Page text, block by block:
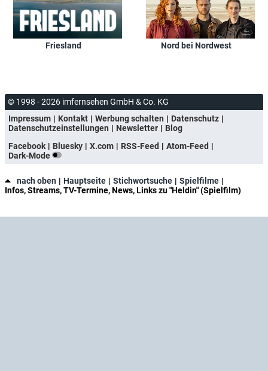
Friesland Nord bei Nordwest
© 1998 - 2026 imfernsehen GmbH & Co. KG
Impressum
Kontakt Werbung schalten
Datenschutz
Datenschutzeinstellungen
Newsletter
Blog
Facebook
Bluesky X.com RSS-Feed
Atom-Feed
Dark-Mode
nach oben Hauptseite Stichwortsuche
Spielfilme
Infos, Streams, TV-Termine, News, Links zu "Heldin" (Spielfilm)